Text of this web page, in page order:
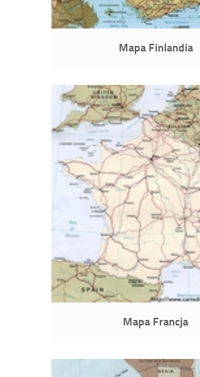
Mapa Finlandia
Mapa Francja